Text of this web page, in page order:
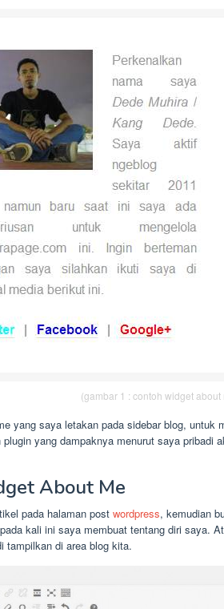
(gambar 1 : contoh widget about
yang saya letakan pada sidebar blog, untuk
yang dampaknya menurut saya pribadi
About Me
pada halaman post wordpress, kemudian
kali ini saya membuat tentang diri saya.
tampilkan di area blog kita.